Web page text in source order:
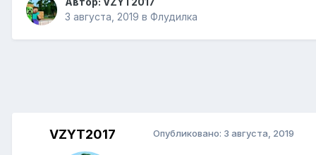
3 августа, 2019 в Флудилка
VZYT2017 Опубликовано: 3 августа, 2019